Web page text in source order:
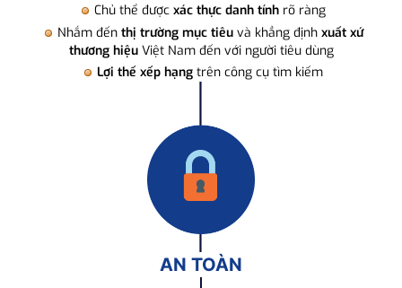
Chủ thể được xác thực danh tính rõ ràng
Nhắm đến thị trường mục tiêuvà khẳng định xuất xứ
thương hiệuViệt Nam đến với người tiêu dùng
Lợi thế xếp hạng trên công cụ tìm kiếm
AN TOÀN